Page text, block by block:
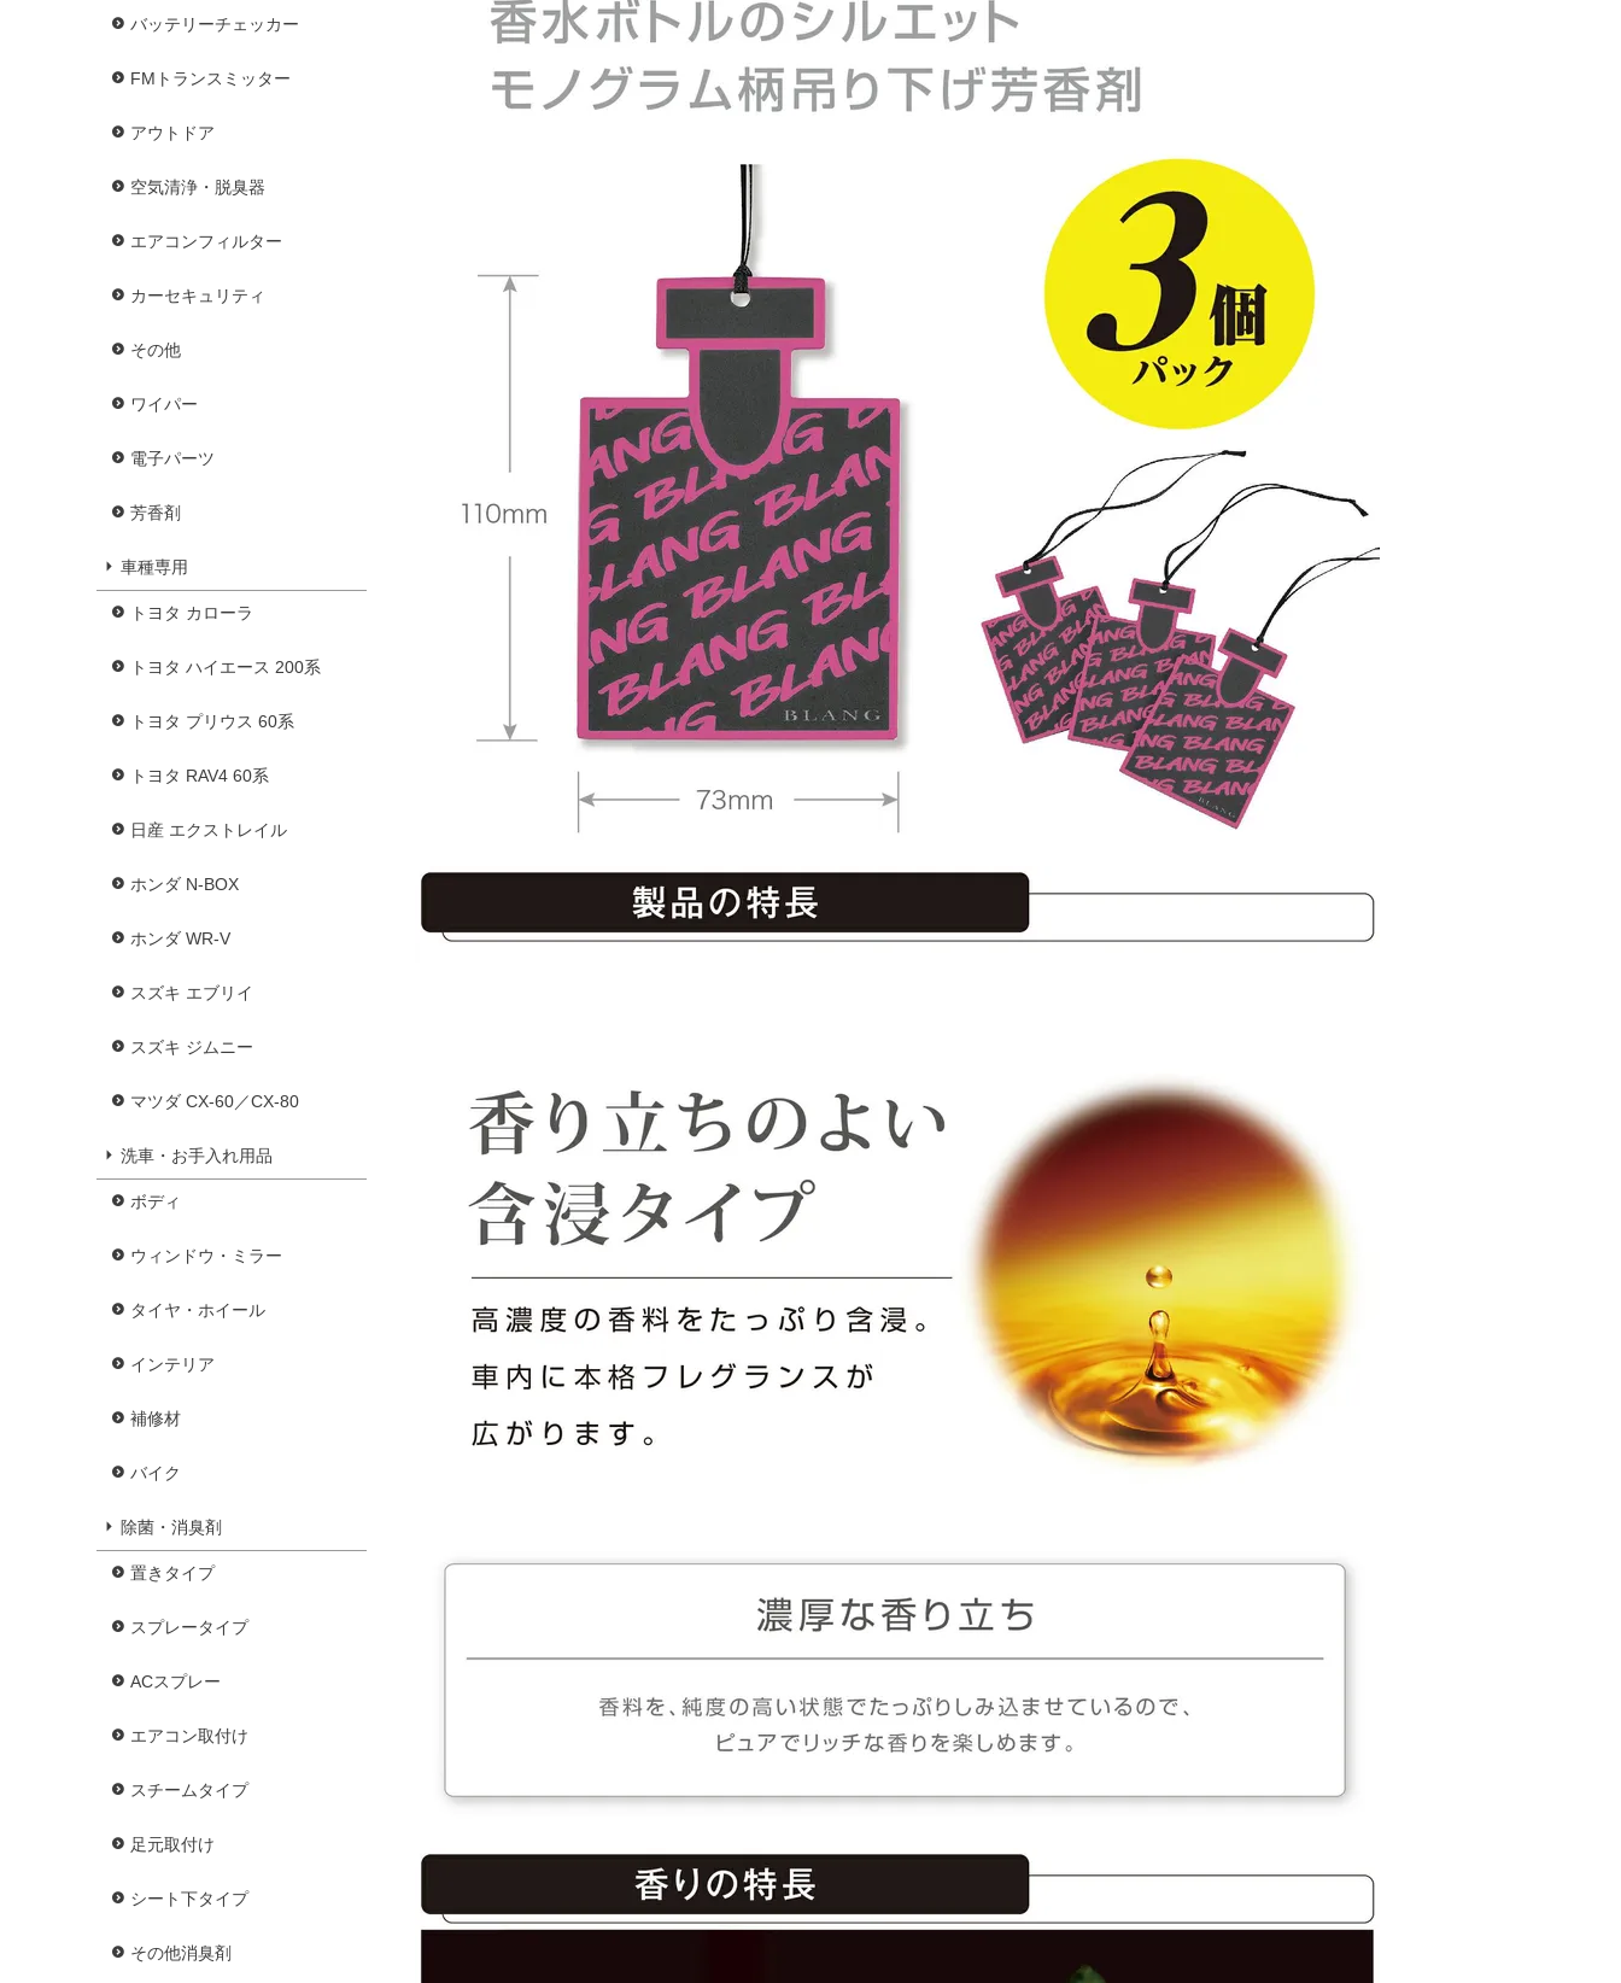
バッテリーチェッカー
FMトランスミッター
アウトドア
空気清浄・脱臭器
エアコンフィルター
カーセキュリティ
その他
ワイパー
電子パーツ
芳香剤
車種専用
トヨタ カローラ
トヨタ ハイエース 200系
トヨタ プリウス 60系
トヨタ RAV4 60系
日産 エクストレイル
ホンダ N-BOX
ホンダ WR-V
スズキ エブリイ
スズキ ジムニー
マツダ CX-60／CX-80
洗車・お手入れ用品
ボディ
ウィンドウ・ミラー
タイヤ・ホイール
インテリア
補修材
バイク
除菌・消臭剤
置きタイプ
スプレータイプ
ACスプレー
エアコン取付け
スチームタイプ
足元取付け
シート下タイプ
その他消臭剤